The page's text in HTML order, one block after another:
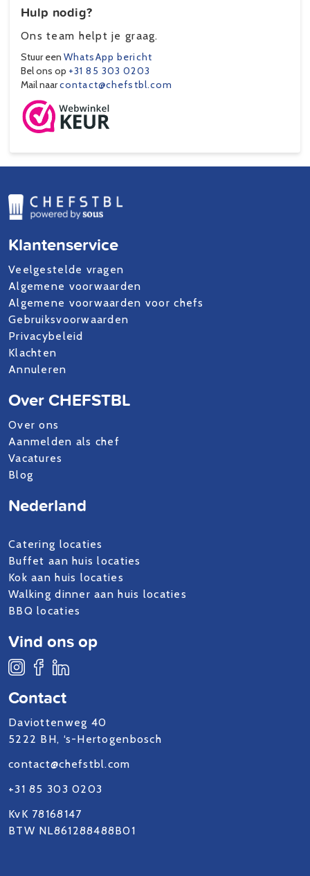
Hulp nodig?
Ons team helpt je graag.
Stuur een WhatsApp bericht
Bel ons op +31 85 303 0203
Mail naarcontact@chefstbl.com
Klantenservice
Veelgestelde vragen
Algemene voorwaarden
Algemene voorwaarden voor chefs
Gebruiksvoorwaarden
Privacybeleid
Klachten
Annuleren
Over CHEFSTBL
Over ons
Aanmelden als chef
Vacatures
Blog
Contact
Daviottenweg 40
5222 BH, ‘s-Hertogenbosch
contact@chefstbl.com
+31 85 303 0203
KvK 78168147
BTW NL861288488B01
Nederland
Catering locaties
Buffet aan huis locaties
Kok aan huis locaties
Walking dinner aan huis locaties
BBQ locaties
Vind ons op